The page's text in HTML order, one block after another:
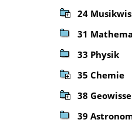
24
31
33 Physik
35 Chemie
38
39